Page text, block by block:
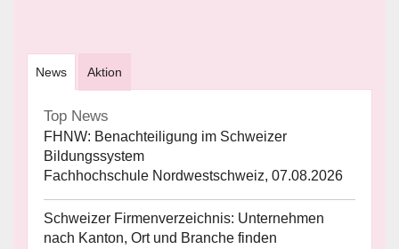
News Aktion
Top News
FHNW: Benachteiligung im Schweizer
Bildungssystem
Fachhochschule Nordwestschweiz, 07.08.2026
Schweizer Firmenverzeichnis: Unternehmen
nach Kanton, Ort und Branche finden